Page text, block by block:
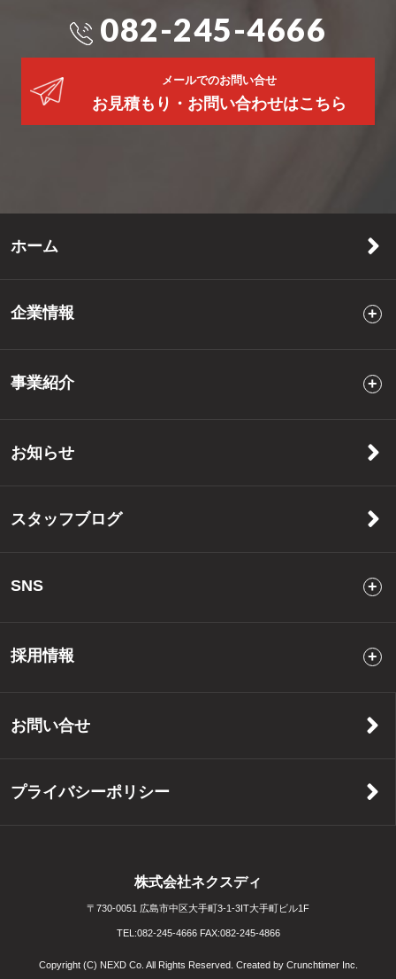
082-245-4666
メールでのお問い合せ
お見積もり・お問い合わせはこちら
ホーム
企業情報
事業紹介
お知らせ
スタッフブログ
SNS
採用情報
お問い合せ
プライバシーポリシー
株式会社ネクスディ
〒730-0051 広島市中区大手町3-1-3IT大手町ビル1F
TEL:082-245-4666FAX:082-245-4866
Copyright (C) NEXD Co. All Rights Reserved. Created by Crunchtimer Inc.